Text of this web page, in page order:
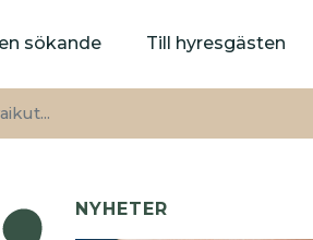
sökande Till hyresgästen
NYHETER